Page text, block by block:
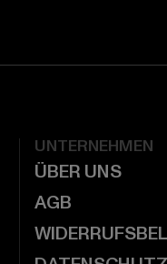
UNTERNEHMEN
ÜBER UNS
AGB